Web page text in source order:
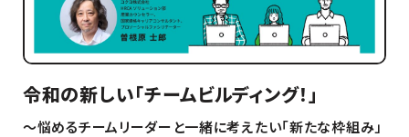
令和の新しい「チームビルディング！」
～悩めるチームリーダーと一緒に考えたい「新たな枠組み」